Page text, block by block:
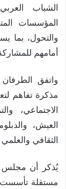
الشباب
المؤسسات
والتحول، بما
أمامهم
واتفق
مذكرة تفاهم
الاجتماعي،
العيش،
الثقافي
يُذكر أن مجلس